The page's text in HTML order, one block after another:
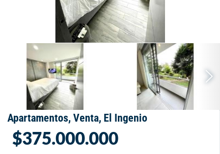
Apartamentos, Venta, El Ingenio
$375.000.000